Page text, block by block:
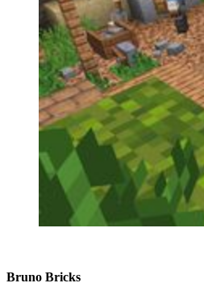
Bruno Bricks